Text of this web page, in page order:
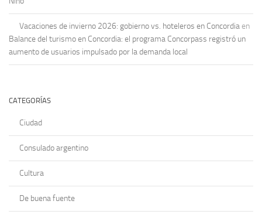
Vacaciones de invierno 2026: gobierno vs. hoteleros en Concordia en
Balance del turismo en Concordia: el programa Concorpass registró un
aumento de usuarios impulsado por la demanda local
CATEGORÍAS
Ciudad
Consulado argentino
Cultura
De buena fuente